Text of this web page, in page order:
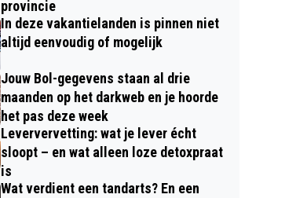
provincie
In deze vakantielanden is pinnen niet
altijd eenvoudig of mogelijk
Jouw Bol-gegevens staan al drie
maanden op het darkweb en je hoorde
het pas deze week
Leververvetting: wat je lever écht
sloopt – en wat alleen loze detoxpraat
is
Wat verdient een tandarts? En een